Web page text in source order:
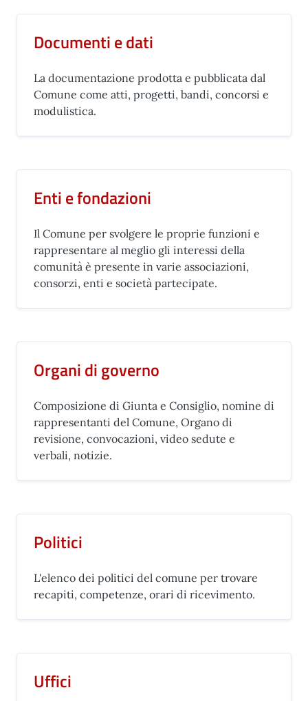
Documenti e dati
La documentazione prodotta e pubblicata dal
Comune come atti, progetti, bandi, concorsi e
modulistica.
Enti e fondazioni
Il Comune per svolgere le proprie funzioni e
rappresentare al meglio gli interessi della
comunità è presente in varie associazioni,
consorzi, enti e società partecipate.
Organi di governo
Composizione di Giunta e Consiglio, nomine di
rappresentanti del Comune, Organo di
revisione, convocazioni, video sedute e
verbali, notizie.
Politici
L'elenco dei politici del comune per trovare
recapiti, competenze, orari di ricevimento.
Uffici